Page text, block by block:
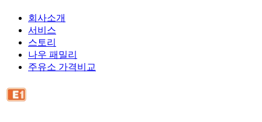
회사소개
서비스
스토리
나우 패밀리
주유소 가격비교